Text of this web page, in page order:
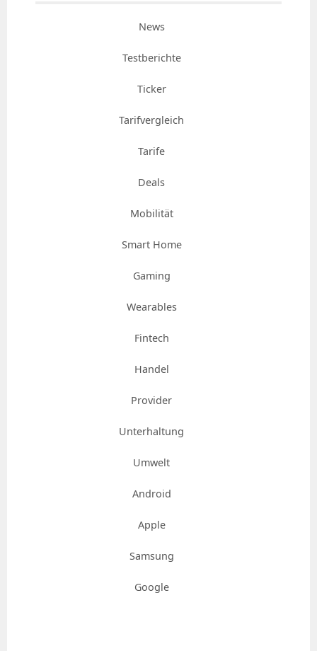
News
Testberichte
Ticker
Tarifvergleich
Tarife
Deals
Mobilität
Smart Home
Gaming
Wearables
Fintech
Handel
Provider
Unterhaltung
Umwelt
Android
Apple
Samsung
Google